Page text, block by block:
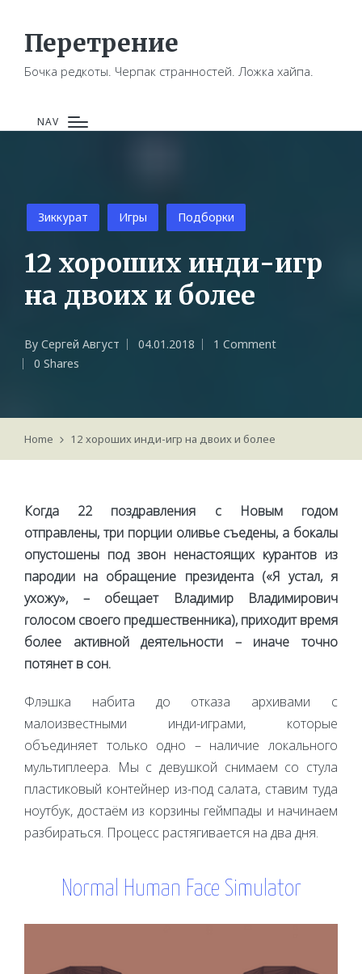
Перетрение
Бочка редкоты. Черпак странностей. Ложка хайпа.
NAV
Posted
in
Зиккурат Игры Подборки
12 хороших инди-игр
на двоих и более
Posted
by
By Сергей Август 04.01.2018
1 Comment
0 Shares
Home 12 хороших инди-игр на двоих и более
Когда 22 поздравления с Новым годом
отправлены, три порции оливье съедены, а бокалы
опустошены под звон ненастоящих курантов из
пародии на обращение президента («Я устал, я
ухожу», – обещает Владимир Владимирович
голосом своего предшественника), приходит время
более активной деятельности – иначе точно
потянет в сон.
Флэшка набита до отказа архивами с
малоизвестными инди-играми, которые
объединяет только одно – наличие локального
мультиплеера. Мы с девушкой снимаем со стула
пластиковый контейнер из-под салата, ставим туда
ноутбук, достаём из корзины геймпады и начинаем
разбираться. Процесс растягивается на два дня.
Normal Human Face Simulator